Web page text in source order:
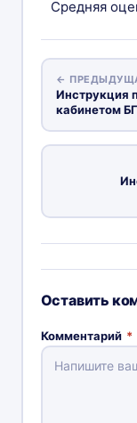
Средняя
←
Инструкция
кабинетом
Оставить
Комментарий *